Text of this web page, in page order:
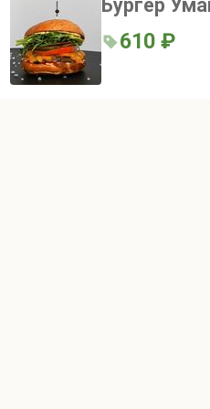
Бургер
610 ₽